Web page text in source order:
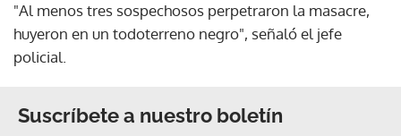
"Al menos tres sospechosos perpetraron la masacre,
huyeron en un todoterreno negro", señaló el jefe
policial.
Suscríbete a nuestro boletín